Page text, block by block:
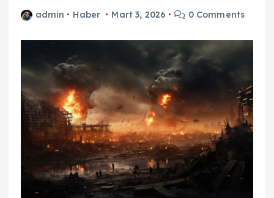
admin Haber Mart 3, 2026 0 Comments